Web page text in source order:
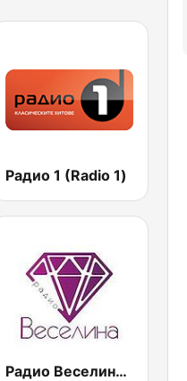
Радио 1 (Radio 1)
Радио Веселина 99.1 FM